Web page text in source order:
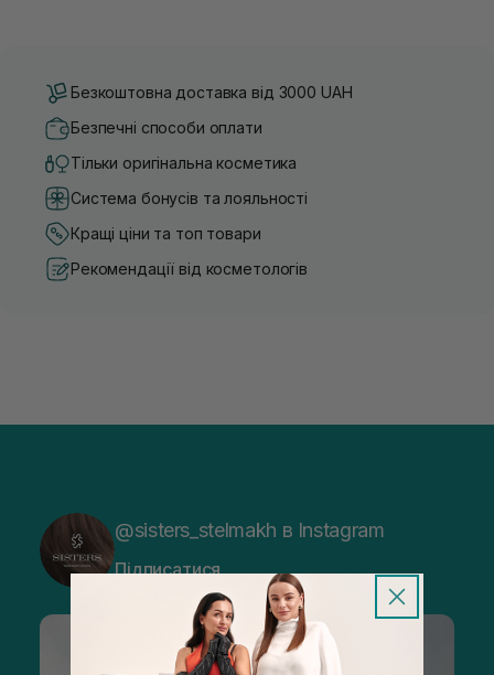
Безкоштовна доставка від 3000 UAH
Безпечні способи оплати
Тільки оригінальна косметика
Система бонусів та лояльності
Кращі ціни та топ товари
Рекомендації від косметологів
@sisters_stelmakh в Instagram
Підписатися